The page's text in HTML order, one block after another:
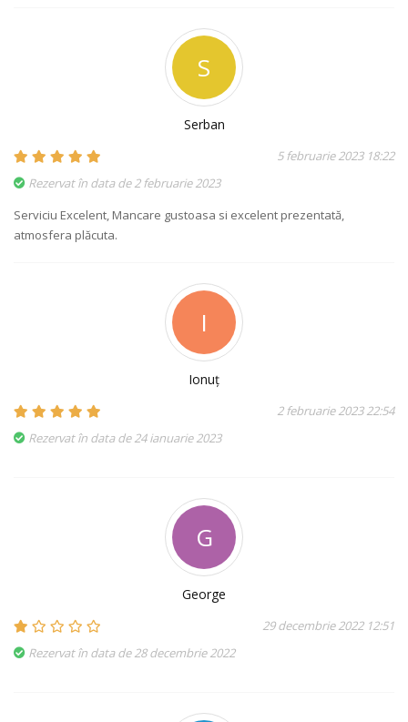
S
Serban
5 februarie 2023 18:22
Rezervat în data de 2 februarie 2023
Serviciu Excelent, Mancare gustoasa si excelent prezentată,
atmosfera plăcuta.
I
Ionuț
2 februarie 2023 22:54
Rezervat în data de 24 ianuarie 2023
G
George
29 decembrie 2022 12:51
Rezervat în data de 28 decembrie 2022